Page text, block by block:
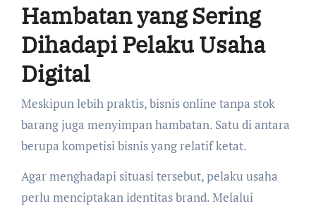
Hambatan yang Sering
Dihadapi Pelaku Usaha
Digital
Meskipun lebih praktis, bisnis online tanpa stok
barang juga menyimpan hambatan. Satu di antara
berupa kompetisi bisnis yang relatif ketat.
Agar menghadapi situasi tersebut, pelaku usaha
perlu menciptakan identitas brand. Melalui